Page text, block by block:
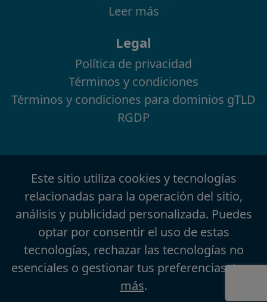
Leer más
Legal
Política de privacidad
Términos y condiciones
Términos y condiciones para dominios gTLD
RGDP
Este sitio utiliza cookies y tecnologías
relacionadas para la operación del sitio,
análisis y publicidad personalizada. Puedes
optar por consentir el uso de estas
tecnologías, rechazar las tecnologías no
esenciales o gestionar tus preferencias.Leer
más.